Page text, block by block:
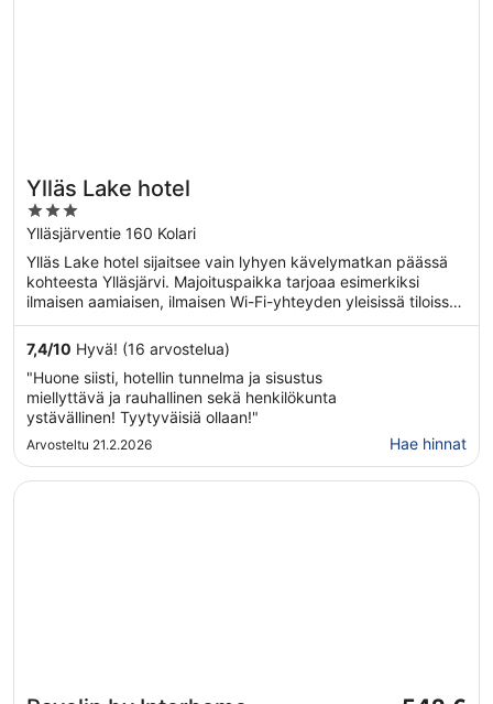
Ylläs Lake hotel
3
out
of
5
Ylläsjärventie 160 Kolari
Ylläs Lake hotel sijaitsee vain lyhyen kävelymatkan päässä
kohteesta Ylläsjärvi. Majoituspaikka tarjoaa esimerkiksi
ilmaisen aamiaisen, ilmaisen Wi-Fi-yhteyden yleisissä tiloissa
ja ravintolan.
7,4/10 Hyvä! (16 arvostelua)
"Huone siisti, hotellin tunnelma ja sisustus
miellyttävä ja rauhallinen sekä henkilökunta
ystävällinen! Tyytyväisiä ollaan!"
Arvosteltu 21.2.2026 Hae hinnat
Avautuu uuteen ikkunaan
Ravelin by Interhome